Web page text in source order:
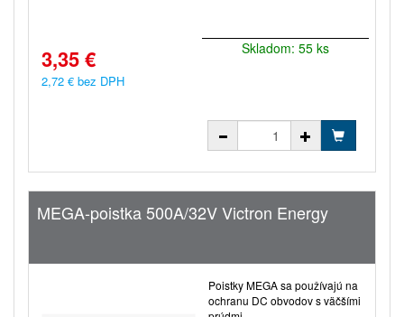
3,35 €
2,72 € bez DPH
Skladom: 55 ks
MEGA-poistka 500A/32V Victron Energy
Poistky MEGA sa používajú na
ochranu DC obvodov s väčšími